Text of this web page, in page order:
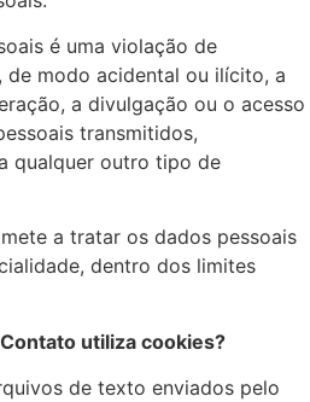
é uma violação de
de modo acidental ou ilícito, a
a divulgação ou o acesso
transmitidos,
qualquer outro tipo de
a tratar os dados pessoais
dentro dos limites
utiliza cookies?
de texto enviados pelo